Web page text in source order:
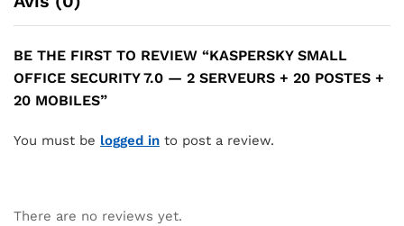
BE THE FIRST TO REVIEW “KASPERSKY SMALL
OFFICE SECURITY 7.0 — 2 SERVEURS + 20 POSTES +
20 MOBILES”
You must be logged in to post a review.
There are no reviews yet.